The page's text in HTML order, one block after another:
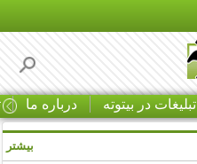
تبلیغات در بیتوته درباره ما
بیشتر